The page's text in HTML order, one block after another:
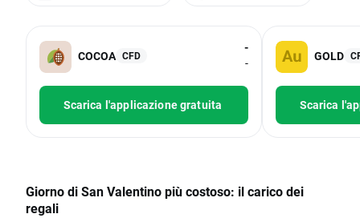
COCOA CFD
-
-
Scarica l'applicazione gratuita
GOLD
Scarica
Giorno di San Valentino più costoso: il carico dei
regali